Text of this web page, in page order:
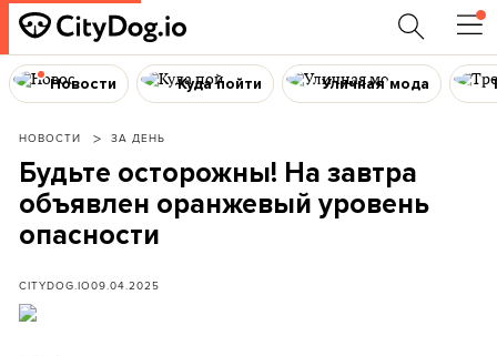
Новости Куда пойти Уличная мода
НОВОСТИ ЗА ДЕНЬ
Будьте осторожны! На завтра
объявлен оранжевый уровень
опасности
CITYDOG.IO09.04.2025